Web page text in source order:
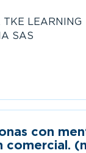
TKE LEARNING
COLOMBIA SAS
con
comercial.